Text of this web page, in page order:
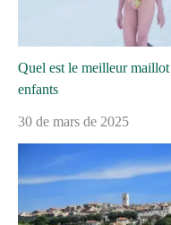
Quel est le meilleur
enfants
30 de mars de 2025